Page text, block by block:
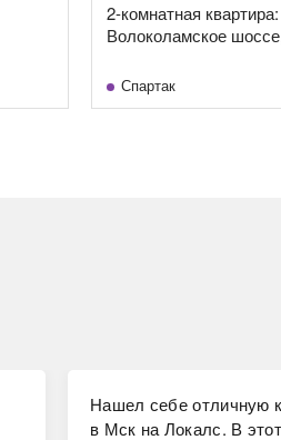
2-комнатная
Волоколамское
Спартак
Нашел себе отличную
в Мск на Локалс. В